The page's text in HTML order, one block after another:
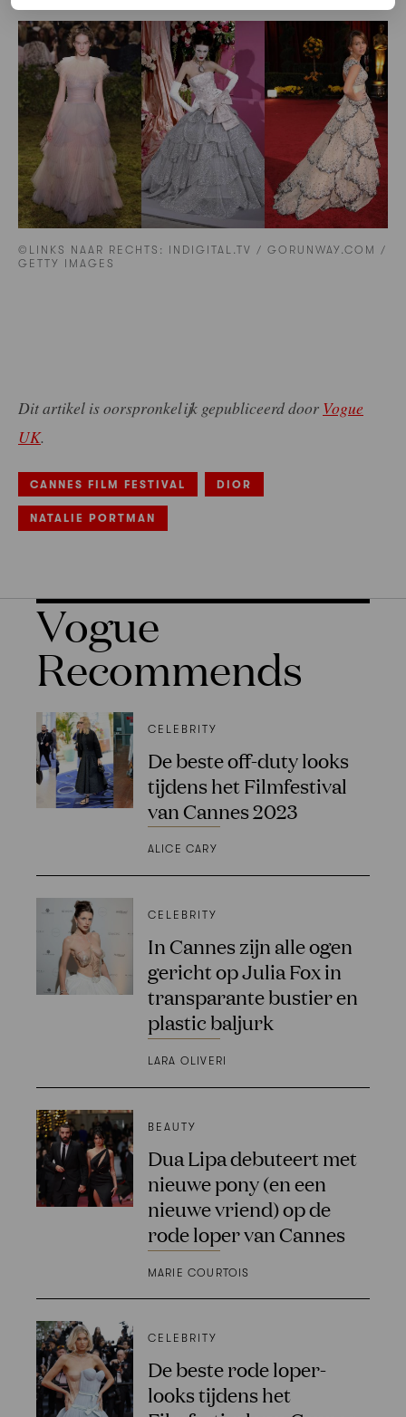
©LINKS NAAR RECHTS: INDIGITAL.TV / GORUNWAY.COM /
GETTY IMAGES
Dit artikel is oorspronkelijk gepubliceerd door Vogue
UK.
CANNES FILM FESTIVAL DIOR
NATALIE PORTMAN
Vogue
Recommends
CELEBRITY
De beste off-duty looks
tijdens het Filmfestival
van Cannes 2023
ALICE CARY
CELEBRITY
In Cannes zijn alle ogen
gericht op Julia Fox in
transparante bustier en
plastic baljurk
LARA OLIVERI
BEAUTY
Dua Lipa debuteert met
nieuwe pony (en een
nieuwe vriend) op de
rode loper van Cannes
MARIE COURTOIS
CELEBRITY
De beste rode loper-
looks tijdens het